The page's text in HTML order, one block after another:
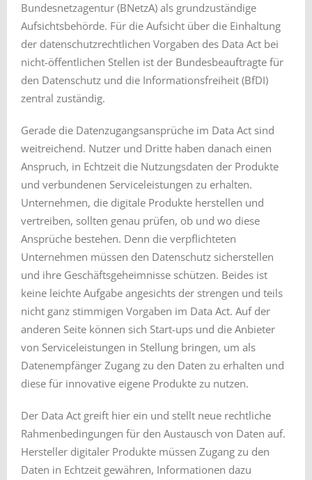
Bundesnetzagentur (BNetzA) als grundzuständige
Aufsichtsbehörde. Für die Aufsicht über die Einhaltung
der datenschutzrechtlichen Vorgaben des Data Act bei
nicht-öffentlichen Stellen ist der Bundesbeauftragte für
den Datenschutz und die Informationsfreiheit (BfDI)
zentral zuständig.
Gerade die Datenzugangsansprüche im Data Act sind
weitreichend. Nutzer und Dritte haben danach einen
Anspruch, in Echtzeit die Nutzungsdaten der Produkte
und verbundenen Serviceleistungen zu erhalten.
Unternehmen, die digitale Produkte herstellen und
vertreiben, sollten genau prüfen, ob und wo diese
Ansprüche bestehen. Denn die verpflichteten
Unternehmen müssen den Datenschutz sicherstellen
und ihre Geschäftsgeheimnisse schützen. Beides ist
keine leichte Aufgabe angesichts der strengen und teils
nicht ganz stimmigen Vorgaben im Data Act. Auf der
anderen Seite können sich Start-ups und die Anbieter
von Serviceleistungen in Stellung bringen, um als
Datenempfänger Zugang zu den Daten zu erhalten und
diese für innovative eigene Produkte zu nutzen.
Der Data Act greift hier ein und stellt neue rechtliche
Rahmenbedingungen für den Austausch von Daten auf.
Hersteller digitaler Produkte müssen Zugang zu den
Daten in Echtzeit gewähren, Informationen dazu